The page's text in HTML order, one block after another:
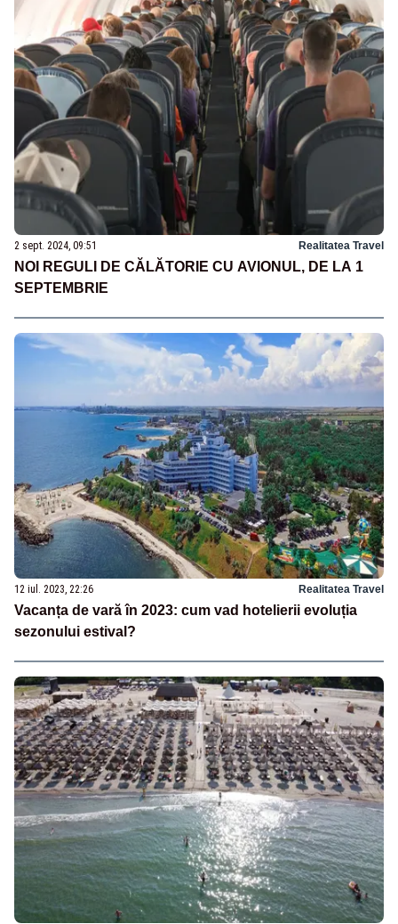
2 sept. 2024, 09:51 Realitatea Travel
NOI REGULI DE CĂLĂTORIE CU AVIONUL, DE LA 1
SEPTEMBRIE
12 iul. 2023, 22:26 Realitatea Travel
Vacanța de vară în 2023: cum vad hotelierii evoluția
sezonului estival?